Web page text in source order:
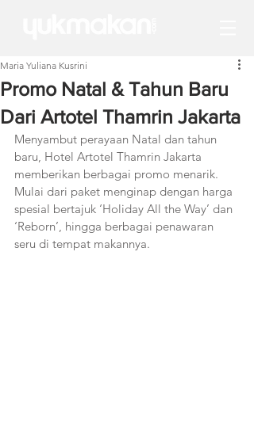
Promo Natal & Tahun Baru
Dari Artotel Thamrin Jakarta
Maria Yuliana Kusrini
Menyambut perayaan Natal dan tahun
baru, Hotel Artotel Thamrin Jakarta
memberikan berbagai promo menarik.
Mulai dari paket menginap dengan harga
spesial bertajuk ‘Holiday All the Way’ dan
‘Reborn’, hingga berbagai penawaran
seru di tempat makannya.